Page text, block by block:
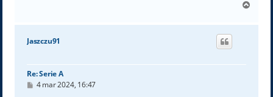
g
Jaszczu91
Re: Serie A
P4 mar 2024, 16:47